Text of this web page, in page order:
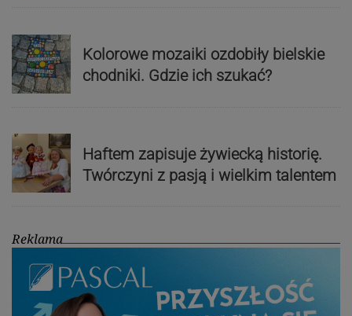
Kolorowe mozaiki ozdobiły bielskie
chodniki. Gdzie ich szukać?
Haftem zapisuje żywiecką historię.
Twórczyni z pasją i wielkim talentem
Reklama